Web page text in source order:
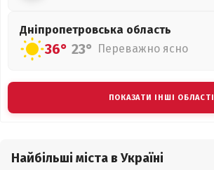
Дніпропетровська область
36° 23° Переважно ясно
ПОКАЗАТИ ІНШІ ОБЛАСТІ
Найбільші міста в Україні